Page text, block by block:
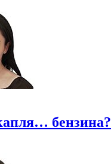
бензина?